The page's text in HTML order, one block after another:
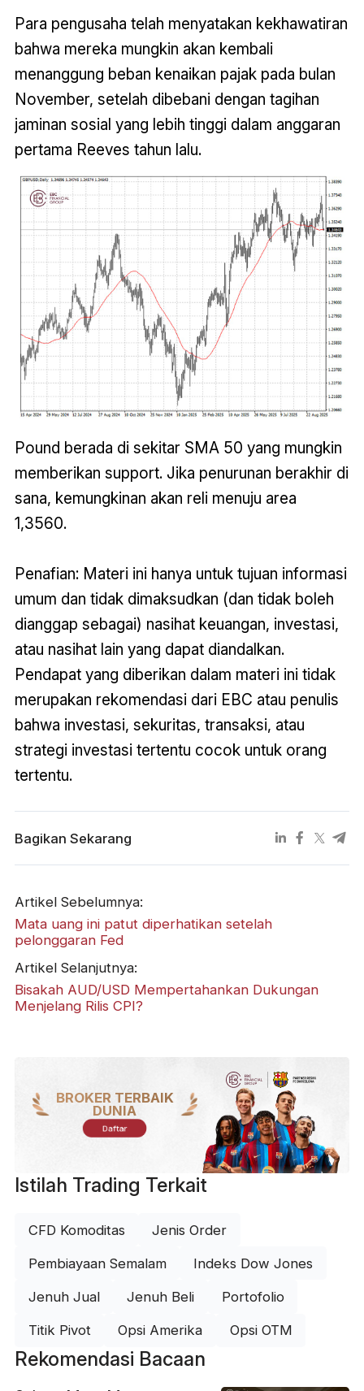
Para pengusaha telah menyatakan kekhawatiran
bahwa mereka mungkin akan kembali
menanggung beban kenaikan pajak pada bulan
November, setelah dibebani dengan tagihan
jaminan sosial yang lebih tinggi dalam anggaran
pertama Reeves tahun lalu.
Pound berada di sekitar SMA 50 yang mungkin
memberikan support. Jika penurunan berakhir di
sana, kemungkinan akan reli menuju area
1,3560.
Penafian: Materi ini hanya untuk tujuan informasi
umum dan tidak dimaksudkan (dan tidak boleh
dianggap sebagai) nasihat keuangan, investasi,
atau nasihat lain yang dapat diandalkan.
Pendapat yang diberikan dalam materi ini tidak
merupakan rekomendasi dari EBC atau penulis
bahwa investasi, sekuritas, transaksi, atau
strategi investasi tertentu cocok untuk orang
tertentu.
Bagikan Sekarang
Artikel Sebelumnya:
Mata uang ini patut diperhatikan setelah
pelonggaran Fed
Artikel Selanjutnya:
Bisakah AUD/USD Mempertahankan Dukungan
Menjelang Rilis CPI?
BROKER TERBAIK
DUNIA
Daftar
Istilah Trading Terkait
CFD Komoditas Jenis Order
Pembiayaan Semalam Indeks Dow Jones
Jenuh Jual Jenuh Beli Portofolio
Titik Pivot Opsi Amerika Opsi OTM
Rekomendasi Bacaan